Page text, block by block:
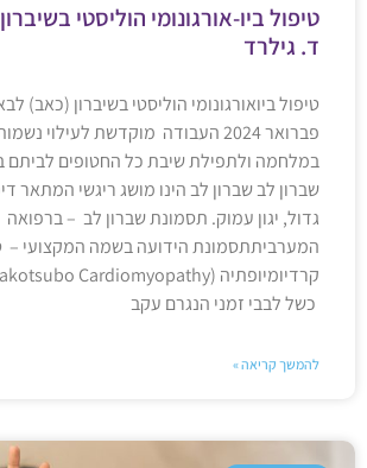
טיפול ביו-אורגונומי הוליסטי
ד. גילרד
טיפול ביואורגונומי הוליסטי בשיברון (כאב)
פברואר 2024 העבודה מוקדשת לעילוי
במלחמה ולתפילת שיבת כל החטופים לביתם
שברון לב שברון לב הינו מושג ריגשי המתאר
גדול, יגון עמוק. תסמונת שברון לב – ברפואה
המערביתתסמונת הידועה בשמה המקצועי –
כשל לבבי זמני הנגרם עקב
להמשך קריאה »